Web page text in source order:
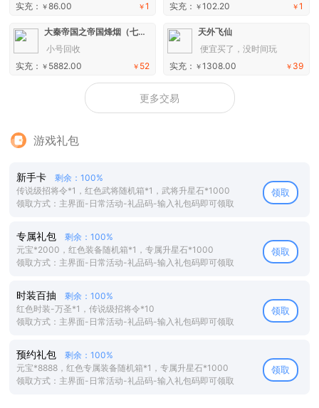
￥1
实充： ￥86.00 ￥1
实充： ￥102.20
大秦帝国之帝国烽烟（七日登录侠女同游）手游
小号回收
￥ 52
实充： ￥ 5882.00
天外飞仙
便宜买了，没时间玩
￥ 39
实充： ￥1308.00
更多交易
游戏礼包
新手卡
剩余：100%
传说级招将令*1，红色武将随机箱*1，武将升星石*1000
领取方式：主界面-日常活动-礼品码-输入礼包码即可领取
领取
专属礼包
剩余：100%
元宝*2000，红色装备随机箱*1，专属升星石*1000
领取方式：主界面-日常活动-礼品码-输入礼包码即可领取
领取
时装百抽
剩余：100%
红色时装-万圣*1，传说级招将令*10
领取方式：主界面-日常活动-礼品码-输入礼包码即可领取
领取
预约礼包
剩余：100%
元宝*8888，红色专属装备随机箱*1，专属升星石*1000
领取方式：主界面-日常活动-礼品码-输入礼包码即可领取
领取